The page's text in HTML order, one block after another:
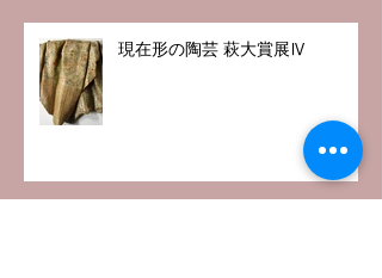
現在形の陶芸 萩大賞展Ⅳ